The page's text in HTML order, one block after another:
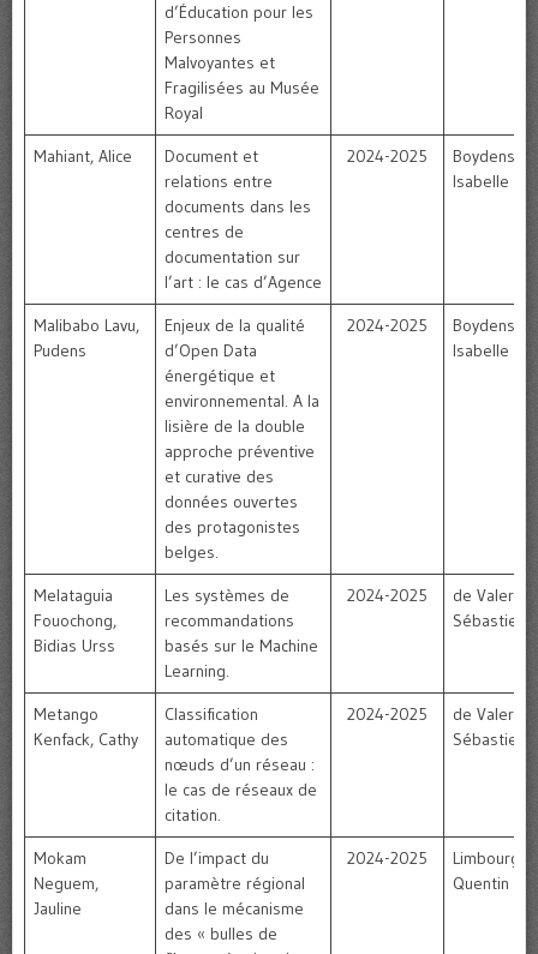
d’Éducation pour les
Personnes
Malvoyantes et
Fragilisées au Musée
Royal
Mahiant, Alice
Document et
relations entre
documents dans les
centres de
documentation sur
l’art : le cas d’Agence
2024-2025
Boydens,
Isabelle
Malibabo Lavu,
Pudens
Enjeux de la qualité
d’Open Data
énergétique et
environnemental. A la
lisière de la double
approche préventive
et curative des
données ouvertes
des protagonistes
belges.
2024-2025
Boydens,
Isabelle
Melataguia
Fouochong,
Bidias Urss
Les systèmes de
recommandations
basés sur le Machine
Learning.
2024-2025
de
Sébastien
Metango
Kenfack, Cathy
Classification
automatique des
nœuds d’un réseau :
le cas de réseaux de
citation.
2024-2025
de
Sébastien
Mokam
Neguem,
Jauline
De l’impact du
paramètre régional
dans le mécanisme
des « bulles de
2024-2025
Limbourg,
Quentin